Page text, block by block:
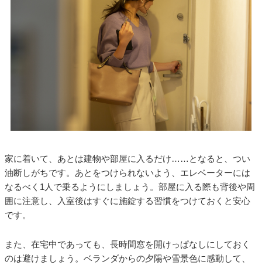
家に着いて、あとは建物や部屋に入るだけ……となると、つい
油断しがちです。あとをつけられないよう、エレベーターには
なるべく1人で乗るようにしましょう。部屋に入る際も背後や周
囲に注意し、入室後はすぐに施錠する習慣をつけておくと安心
です。
また、在宅中であっても、長時間窓を開けっぱなしにしておく
のは避けましょう。ベランダからの夕陽や雪景色に感動して、